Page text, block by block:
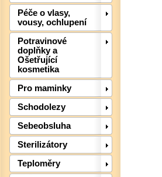
Péče o vlasy,
vousy, ochlupení
Potravinové
doplňky a
Ošetřující
kosmetika
Pro maminky
Schodolezy
Sebeobsluha
Sterilizátory
Teploměry